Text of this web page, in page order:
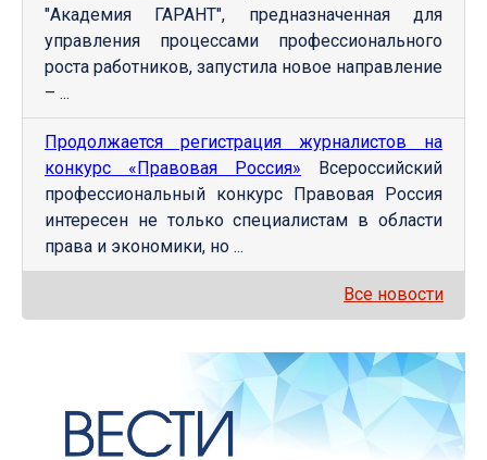
"Академия ГАРАНТ", предназначенная для
управления процессами профессионального
роста работников, запустила новое направление
– ...
Продолжается регистрация журналистов на
конкурс «Правовая Россия» Всероссийский
профессиональный конкурс Правовая Россия
интересен не только специалистам в области
права и экономики, но ...
Все новости